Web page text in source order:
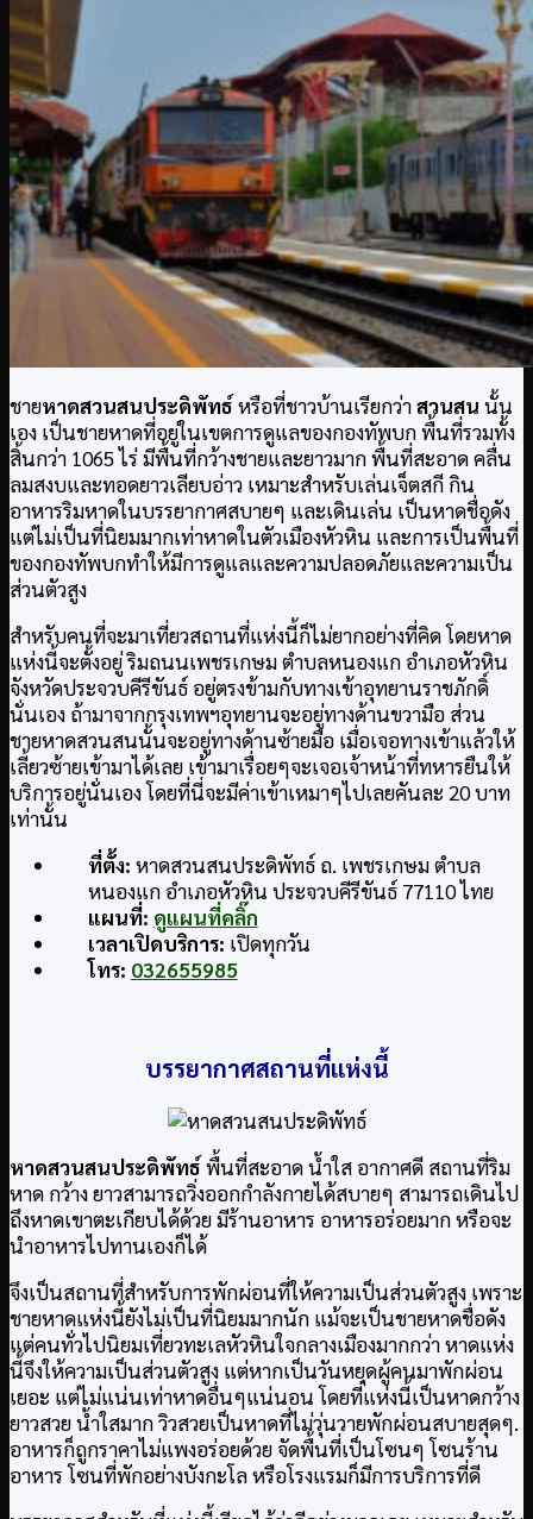
ชายหาดสวนสนประดิพัทธ์หรือที่ชาวบ้านเรียกว่าสวนสน นั้น
เอง เป็นชายหาดที่อยู่ในเขตการดูแลของกองทัพบก พื้นที่รวมทั้ง
สิ้นกว่า 1065 ไร่ มีพื้นที่กว้างชายและยาวมาก พื้นที่สะอาด คลื่น
ลมสงบและทอดยาวเลียบอ่าว เหมาะสำหรับเล่นเจ็ตสกี กิน
อาหารริมหาดในบรรยากาศสบายๆ และเดินเล่น เป็นหาดชื่อดัง
แต่ไม่เป็นที่นิยมมากเท่าหาดในตัวเมืองหัวหิน และการเป็นพื้นที่
ของกองทัพบกทำให้มีการดูแลและความปลอดภัยและความเป็น
ส่วนตัวสูง
สำหรับคนที่จะมาเที่ยวสถานที่แห่งนี้ก็ไม่ยากอย่างที่คิด โดยหาด
แห่งนี้จะตั้งอยู่ ริมถนนเพชรเกษม ตำบลหนองแก อำเภอหัวหิน
จังหวัดประจวบคีรีขันธ์ อยู่ตรงข้ามกับทางเข้าอุทยานราชภักดิ์
นั่นเอง ถ้ามาจากกรุงเทพฯอุทยานจะอยู่ทางด้านขวามือ ส่วน
ชายหาดสวนสนนั้นจะอยู่ทางด้านซ้ายมือ เมื่อเจอทางเข้าแล้วให้
เลี้ยวซ้ายเข้ามาได้เลย เข้ามาเรื่อยๆจะเจอเจ้าหน้าที่ทหารยืนให้
บริการอยู่นั่นเอง โดยที่นี่จะมีค่าเข้าเหมาๆไปเลยคันละ 20 บาท
เท่านั้น
ที่ตั้ง: หาดสวนสนประดิพัทธ์ ถ. เพชรเกษม ตำบล
หนองแก อำเภอหัวหิน ประจวบคีรีขันธ์ 77110 ไทย
แผนที่: ดูแผนที่คลิ๊ก
เวลาเปิดบริการ: เปิดทุกวัน
โทร: 032655985
บรรยากาศสถานที่แห่งนี้
หาดสวนสนประดิพัทธ์ พื้นที่สะอาด น้ำใส อากาศดี สถานที่ริม
หาด กว้าง ยาวสามารถวิ่งออกกำลังกายได้สบายๆ สามารถเดินไป
ถึงหาดเขาตะเกียบได้ด้วย มีร้านอาหาร อาหารอร่อยมาก หรือจะ
นำอาหารไปทานเองก็ได้
จึงเป็นสถานที่สำหรับการพักผ่อนที่ให้ความเป็นส่วนตัวสูง เพราะ
ชายหาดแห่งนี้ยังไม่เป็นที่นิยมมากนัก แม้จะเป็นชายหาดชื่อดัง
แต่คนทั่วไปนิยมเที่ยวทะเลหัวหินใจกลางเมืองมากกว่า หาดแห่ง
นี้จึงให้ความเป็นส่วนตัวสูง แต่หากเป็นวันหยุดผู้คนมาพักผ่อน
เยอะ แต่ไม่แน่นเท่าหาดอื่นๆแน่นอน โดยที่แห่งนี้เป็นหาดกว้าง
ยาวสวย น้ำใสมาก วิวสวยเป็นหาดที่ไม่วุ่นวายพักผ่อนสบายสุดๆ.
อาหารก็ถูกราคาไม่แพงอร่อยด้วย จัดพื้นที่เป็นโซนๆ โซนร้าน
อาหาร โซนที่พักอย่างบังกะโล หรือโรงแรมก็มีการบริการที่ดี